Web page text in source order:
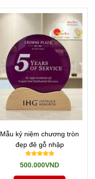
Mẫu kỷ niệm chương tròn
đẹp đê gỗ nhập
500.000VND